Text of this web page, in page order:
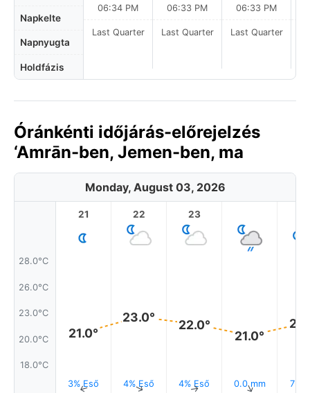
Napkelte
Napnyugta
Holdfázis
06:34 PM
Last Quarter
06:33 PM
Last Quarter
06:33 PM
Last Quarter
Óránkénti időjárás-előrejelzés
‘Amrān-ben, Jemen-ben, ma
Monday, August 03, 2026
28.0°C
26.0°C
23.0°C
20.0°C
18.0°C
21
21.0°
3% Eső
↑
22
23.0°
4% Eső
↑
23
22.0°
4% Eső
↑
21.0°
0.0 mm
↑ 7%